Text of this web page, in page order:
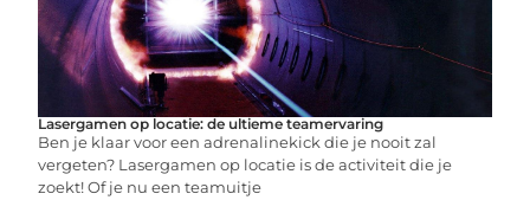
Lasergamen op locatie: de ultieme teamervaring
Ben je klaar voor een adrenalinekick die je nooit zal
vergeten? Lasergamen op locatie is de activiteit die je
zoekt! Of je nu een teamuitje